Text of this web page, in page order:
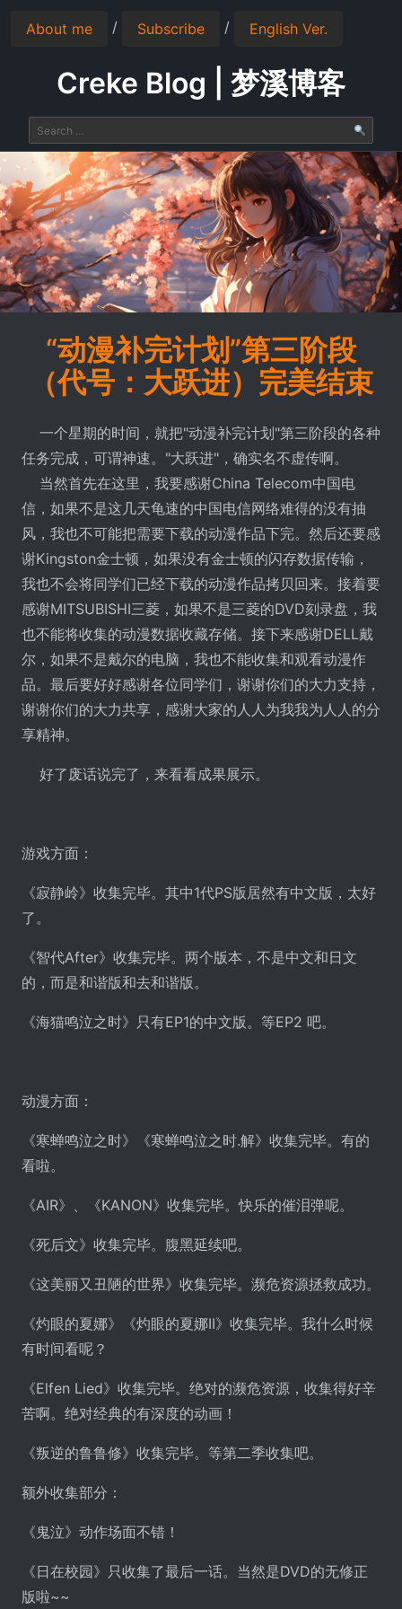
About me / Subscribe / English Ver.
Creke Blog | 梦溪博客
“动漫补完计划”第三阶段
（代号：大跃进）完美结束
一个星期的时间，就把"动漫补完计划"第三阶段的各种
任务完成，可谓神速。"大跃进"，确实名不虚传啊。
当然首先在这里，我要感谢China Telecom中国电
信，如果不是这几天龟速的中国电信网络难得的没有抽
风，我也不可能把需要下载的动漫作品下完。然后还要感
谢Kingston金士顿，如果没有金士顿的闪存数据传输，
我也不会将同学们已经下载的动漫作品拷贝回来。接着要
感谢MITSUBISHI三菱，如果不是三菱的DVD刻录盘，我
也不能将收集的动漫数据收藏存储。接下来感谢DELL戴
尔，如果不是戴尔的电脑，我也不能收集和观看动漫作
品。最后要好好感谢各位同学们，谢谢你们的大力支持，
谢谢你们的大力共享，感谢大家的人人为我我为人人的分
享精神。
好了废话说完了，来看看成果展示。
游戏方面：
《寂静岭》收集完毕。其中1代PS版居然有中文版，太好
了。
《智代After》收集完毕。两个版本，不是中文和日文
的，而是和谐版和去和谐版。
《海猫鸣泣之时》只有EP1的中文版。等EP2 吧。
动漫方面：
《寒蝉鸣泣之时》《寒蝉鸣泣之时.解》收集完毕。有的
看啦。
《AIR》、《KANON》收集完毕。快乐的催泪弹呢。
《死后文》收集完毕。腹黑延续吧。
《这美丽又丑陋的世界》收集完毕。濒危资源拯救成功。
《灼眼的夏娜》《灼眼的夏娜II》收集完毕。我什么时候
有时间看呢？
《Elfen Lied》收集完毕。绝对的濒危资源，收集得好辛
苦啊。绝对经典的有深度的动画！
《叛逆的鲁鲁修》收集完毕。等第二季收集吧。
额外收集部分：
《鬼泣》动作场面不错！
《日在校园》只收集了最后一话。当然是DVD的无修正
版啦~~